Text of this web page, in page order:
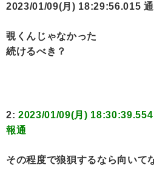
2023/01/09(月) 18:29:56.015
覗くんじゃなかった
続けるべき？
2: 2023/01/09(月)
報通
その程度で狼狽するなら向いて